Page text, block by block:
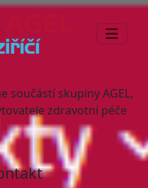
součástí skupiny AGEL,
zdravotní péče